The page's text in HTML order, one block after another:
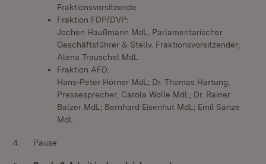
Fraktionsvorsitzende
Fraktion FDP/DVP:
Jochen Haußmann MdL, Parlamentarischer
Geschäftsführer & Stellv. Fraktionsvorsitzender;
Alena Trauschel MdL
Fraktion AFD:
Hans-Peter Hörner MdL; Dr. Thomas Hartung,
Pressesprecher; Carola Wolle MdL; Dr. Rainer
Balzer MdL; Bernhard Eisenhut MdL; Emil Sänze
MdL
4. Pause